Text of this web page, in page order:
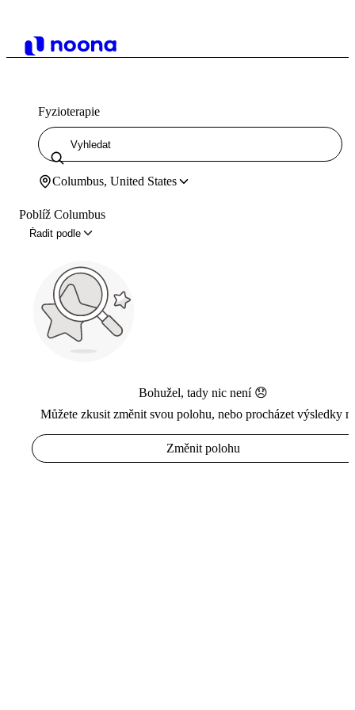
Fyzioterapie
Columbus, United States
Poblíž Columbus
Řadit podle
Bohužel, tady nic není 😞
Můžete zkusit změnit svou polohu, nebo procházet výsledky
Změnit polohu